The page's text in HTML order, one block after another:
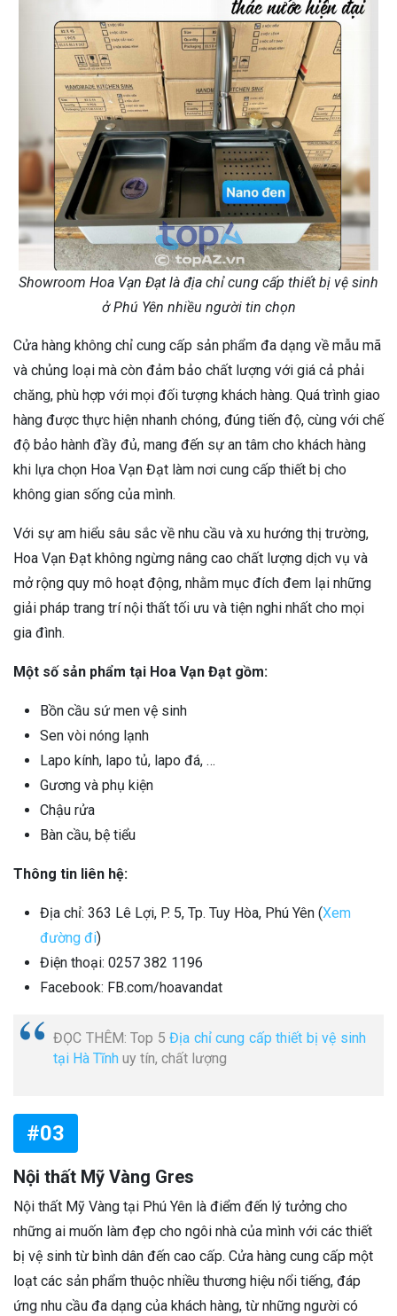
Showroom Hoa Vạn Đạt là địa chỉ cung cấp thiết bị vệ sinh
ở Phú Yên nhiều người tin chọn
Cửa hàng không chỉ cung cấp sản phẩm đa dạng về mẫu mã
và chủng loại mà còn đảm bảo chất lượng với giá cả phải
chăng, phù hợp với mọi đối tượng khách hàng. Quá trình giao
hàng được thực hiện nhanh chóng, đúng tiến độ, cùng với chế
độ bảo hành đầy đủ, mang đến sự an tâm cho khách hàng
khi lựa chọn Hoa Vạn Đạt làm nơi cung cấp thiết bị cho
không gian sống của mình.
Với sự am hiểu sâu sắc về nhu cầu và xu hướng thị trường,
Hoa Vạn Đạt không ngừng nâng cao chất lượng dịch vụ và
mở rộng quy mô hoạt động, nhằm mục đích đem lại những
giải pháp trang trí nội thất tối ưu và tiện nghi nhất cho mọi
gia đình.
Một số sản phẩm tại Hoa Vạn Đạt gồm:
Bồn cầu sứ men vệ sinh
Sen vòi nóng lạnh
Lapo kính, lapo tủ, lapo đá, …
Gương và phụ kiện
Chậu rửa
Bàn cầu, bệ tiểu
Thông tin liên hệ:
Địa chỉ: 363 Lê Lợi, P. 5, Tp. Tuy Hòa, Phú Yên (Xem
đường đi)
Điện thoại: 0257 382 1196
Facebook: FB.com/hoavandat
ĐỌC THÊM: Top 5Địa chỉ cung cấp thiết bị vệ sinh
tại Hà Tĩnh uy tín, chất lượng
#03
Nội thất Mỹ Vàng Gres
Nội thất Mỹ Vàng tại Phú Yên là điểm đến lý tưởng cho
những ai muốn làm đẹp cho ngôi nhà của mình với các thiết
bị vệ sinh từ bình dân đến cao cấp. Cửa hàng cung cấp một
loạt các sản phẩm thuộc nhiều thương hiệu nổi tiếng, đáp
ứng nhu cầu đa dạng của khách hàng, từ những người có